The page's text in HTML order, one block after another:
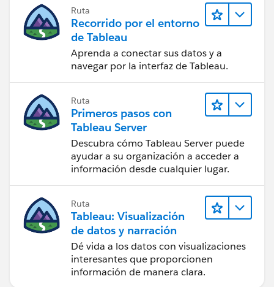
Ruta
Recorrido por el entorno
de Tableau
Aprenda a conectar sus datos y a
navegar por la interfaz de Tableau.
Ruta
Primeros pasos con
Tableau Server
Descubra cómo Tableau Server puede
ayudar a su organización a acceder a
información desde cualquier lugar.
Ruta
Tableau: Visualización
de datos y narración
Dé vida a los datos con visualizaciones
interesantes que proporcionen
información de manera clara.